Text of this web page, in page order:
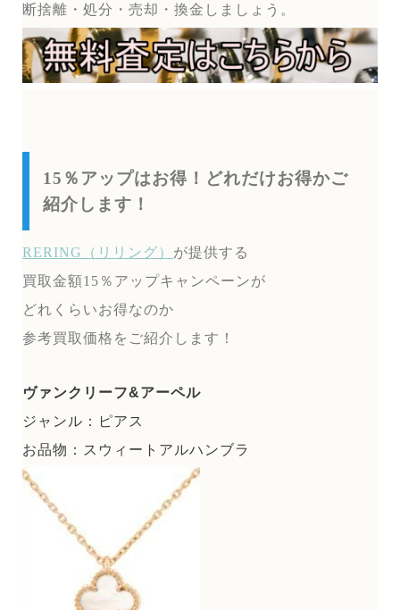
断捨離・処分・売却・換金しましょう。
15％アップはお得！どれだけお得かご
紹介します！
RERING（リリング） が提供する
買取金額15％アップキャンペーンが
どれくらいお得なのか
参考買取価格をご紹介します！
ヴァンクリーフ&アーペル
ジャンル：ピアス
お品物：スウィートアルハンブラ